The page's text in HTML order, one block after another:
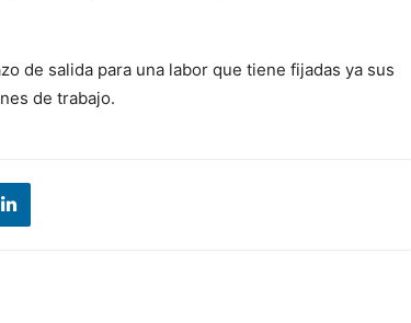
de salida para una labor que tiene fijadas ya sus
de trabajo.